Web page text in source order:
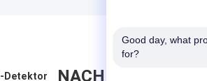
System-20m
Detektor NACHRICHT
Good day, what
for?